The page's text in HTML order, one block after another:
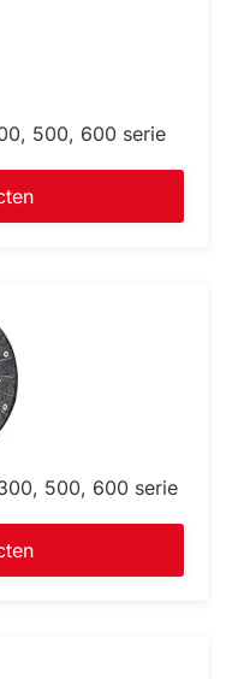
500, 600 serie
500, 600 serie